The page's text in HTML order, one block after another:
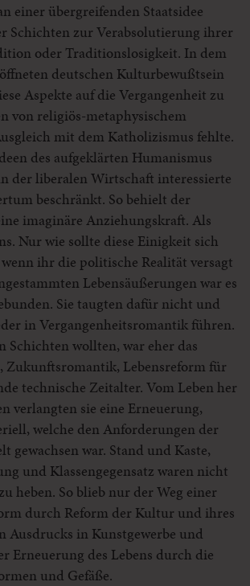
einer übergreifenden Staatsidee
Schichten zur Verabsolutierung ihrer
oder Traditionslosigkeit. In dem
deutschen Kulturbewußtsein
Aspekte auf die Vergangenheit zu
von religiös-metaphysischem
mit dem Katholizismus fehlte.
des aufgeklärten Humanismus
der liberalen Wirtschaft interessierte
beschränkt. So behielt der
imaginäre Anziehungskraft. Als
Nur wie sollte diese Einigkeit sich
ihr die politische Realität versagt
Lebensäußerungen war es
Sie taugten dafür nicht und
in Vergangenheitsromantik führen.
Schichten wollten, war eher das
Zukunftsromantik, Lebensreform für
technische Zeitalter. Vom Leben her
verlangten sie eine Erneuerung,
welche den Anforderungen der
gewachsen war. Stand und Kaste,
und Klassengegensatz waren nicht
heben. So blieb nur der Weg einer
durch Reform der Kultur und ihres
Ausdrucks in Kunstgewerbe und
Erneuerung des Lebens durch die
und Gefäße.